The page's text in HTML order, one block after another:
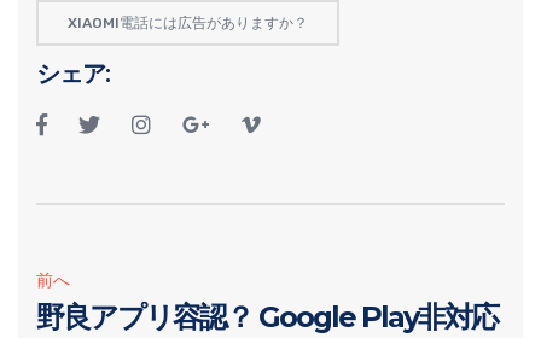
XIAOMI電話には広告がありますか？
シェア:
前へ
野良アプリ容認？ Google Play非対応